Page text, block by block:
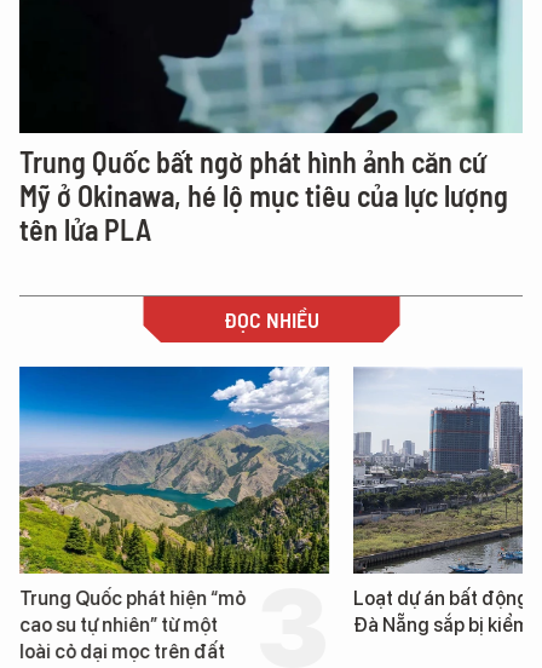
Trung Quốc bất ngờ phát hình ảnh căn cứ
Mỹ ở Okinawa, hé lộ mục tiêu của lực lượng
tên lửa PLA
ĐỌC NHIỀU
Trung Quốc phát hiện “mỏ
cao su tự nhiên” từ một
loài cỏ dại mọc trên đất
Loạt dự án bất động
Đà Nẵng sắp bị kiểm